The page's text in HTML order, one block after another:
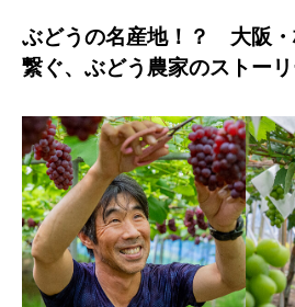
ぶどうの名産地！？ 大阪・
繋ぐ、ぶどう農家のストー